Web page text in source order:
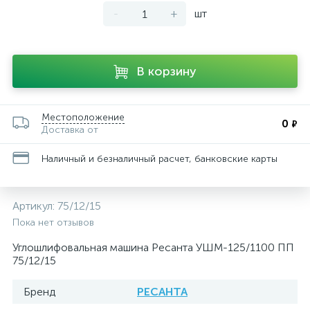
- + шт
В корзину
Местоположение
Доставка от
0 ₽
Наличный и безналичный расчет, банковские карты
Артикул: 75/12/15
Пока нет отзывов
Углошлифовальная машина Ресанта УШМ-125/1100 ПП
75/12/15
Бренд РЕСАНТА